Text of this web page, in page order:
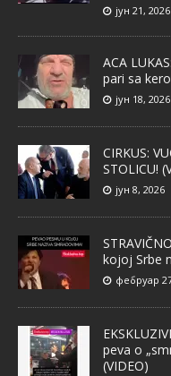
јун 21, 2026
ACA
pari sa
јун 18, 2026
CIRKUS:
STOLICU!
јун 8, 2026
kojoj Srbe
фебруар
peva o
(VIDEO)